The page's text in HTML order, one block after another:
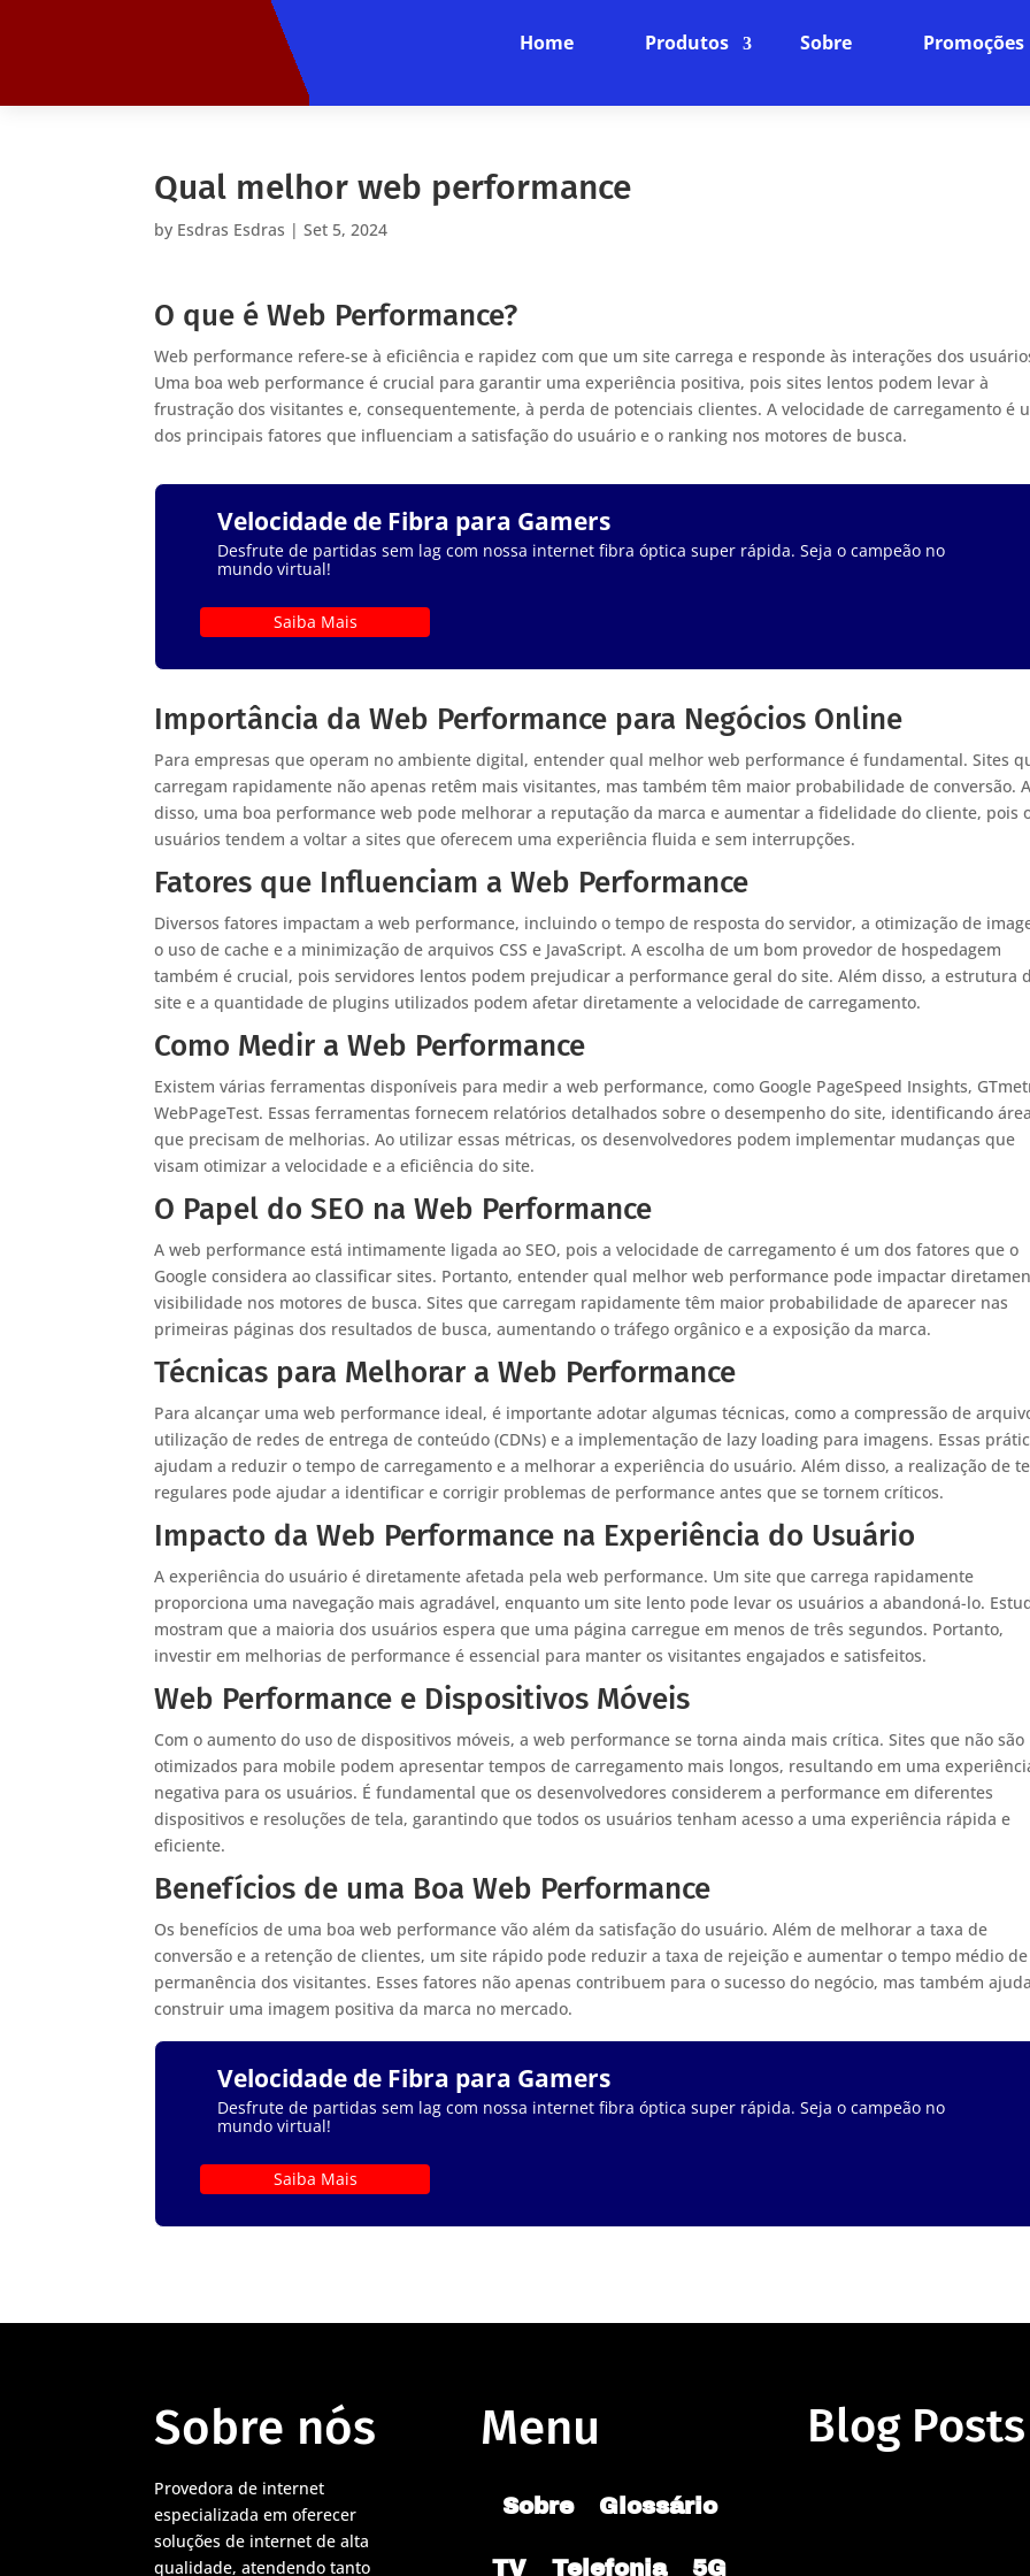
Home Produtos Sobre Promoções
Qual melhor web performance
by Esdras Esdras |Set 5, 2024
O que é Web Performance?
Web performance refere-se à eficiência e rapidez com que um site carrega e responde às interações dos
Uma boa web performance é crucial para garantir uma experiência positiva, pois sites lentos podem levar à
frustração dos visitantes e, consequentemente, à perda de potenciais clientes. A velocidade de carregamento é
dos principais fatores que influenciam a satisfação do usuário e o ranking nos motores de busca.
Velocidade de Fibra para Gamers
Desfrute de partidas sem lag com nossa internet fibra óptica super rápida. Seja o campeão no
mundo virtual!
Saiba Mais
Importância da Web Performance para Negócios Online
Para empresas que operam no ambiente digital, entender qual melhor web performance é fundamental. Sites
carregam rapidamente não apenas retêm mais visitantes, mas também têm maior probabilidade de conversão.
disso, uma boa performance web pode melhorar a reputação da marca e aumentar a fidelidade do cliente, pois
usuários tendem a voltar a sites que oferecem uma experiência fluida e sem interrupções.
Fatores que Influenciam a Web Performance
Diversos fatores impactam a web performance, incluindo o tempo de resposta do servidor, a otimização de
o uso de cache e a minimização de arquivos CSS e JavaScript. A escolha de um bom provedor de hospedagem
também é crucial, pois servidores lentos podem prejudicar a performance geral do site. Além disso, a estrutura
site e a quantidade de plugins utilizados podem afetar diretamente a velocidade de carregamento.
Como Medir a Web Performance
Existem várias ferramentas disponíveis para medir a web performance, como Google PageSpeed Insights,
WebPageTest. Essas ferramentas fornecem relatórios detalhados sobre o desempenho do site, identificando
que precisam de melhorias. Ao utilizar essas métricas, os desenvolvedores podem implementar mudanças que
visam otimizar a velocidade e a eficiência do site.
O Papel do SEO na Web Performance
A web performance está intimamente ligada ao SEO, pois a velocidade de carregamento é um dos fatores que o
Google considera ao classificar sites. Portanto, entender qual melhor web performance pode impactar
visibilidade nos motores de busca. Sites que carregam rapidamente têm maior probabilidade de aparecer nas
primeiras páginas dos resultados de busca, aumentando o tráfego orgânico e a exposição da marca.
Técnicas para Melhorar a Web Performance
Para alcançar uma web performance ideal, é importante adotar algumas técnicas, como a compressão de
utilização de redes de entrega de conteúdo (CDNs) e a implementação de lazy loading para imagens. Essas
ajudam a reduzir o tempo de carregamento e a melhorar a experiência do usuário. Além disso, a realização de
regulares pode ajudar a identificar e corrigir problemas de performance antes que se tornem críticos.
Impacto da Web Performance na Experiência do Usuário
A experiência do usuário é diretamente afetada pela web performance. Um site que carrega rapidamente
proporciona uma navegação mais agradável, enquanto um site lento pode levar os usuários a abandoná-lo.
mostram que a maioria dos usuários espera que uma página carregue em menos de três segundos. Portanto,
investir em melhorias de performance é essencial para manter os visitantes engajados e satisfeitos.
Web Performance e Dispositivos Móveis
Com o aumento do uso de dispositivos móveis, a web performance se torna ainda mais crítica. Sites que não são
otimizados para mobile podem apresentar tempos de carregamento mais longos, resultando em uma
negativa para os usuários. É fundamental que os desenvolvedores considerem a performance em diferentes
dispositivos e resoluções de tela, garantindo que todos os usuários tenham acesso a uma experiência rápida e
eficiente.
Benefícios de uma Boa Web Performance
Os benefícios de uma boa web performance vão além da satisfação do usuário. Além de melhorar a taxa de
conversão e a retenção de clientes, um site rápido pode reduzir a taxa de rejeição e aumentar o tempo médio de
permanência dos visitantes. Esses fatores não apenas contribuem para o sucesso do negócio, mas também
construir uma imagem positiva da marca no mercado.
Velocidade de Fibra para Gamers
Desfrute de partidas sem lag com nossa internet fibra óptica super rápida. Seja o campeão no
mundo virtual!
Saiba Mais
Sobre nós
Provedora de internet
especializada em oferecer
soluções de internet de alta
qualidade, atendendo tanto
Menu
Sobre Glossário
TV Telefonia 5G
Blog Posts